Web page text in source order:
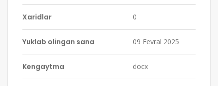
Xaridlar 0
Yuklab olingan sana 09 Fevral 2025
Kengaytma docx